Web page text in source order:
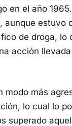
en el año
aunque estuvo
de droga, lo
acción
modo más
lo cual lo
superado